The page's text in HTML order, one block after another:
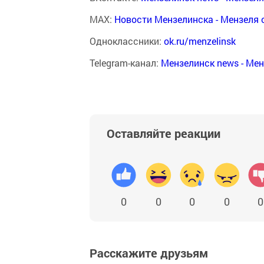
MAX: Новости Мензелинска - Мензеля
Одноклассники: ok.ru/menzelinsk
Telegram-канал: Мензелинск news -
Оставляйте реакции
0 0 0 0 0
Расскажите друзьям